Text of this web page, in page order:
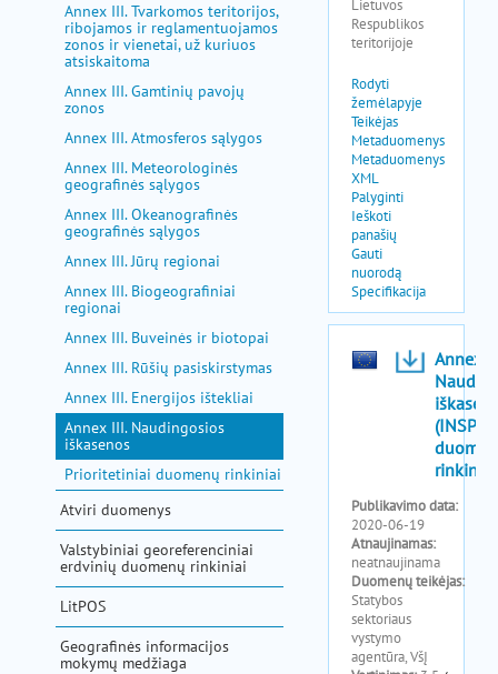
Annex III. Tvarkomos teritorijos,
ribojamos ir reglamentuojamos
zonos ir vienetai, už kuriuos
atsiskaitoma
Annex III. Gamtinių pavojų
zonos
Annex III. Atmosferos sąlygos
Annex III. Meteorologinės
geografinės sąlygos
Annex III. Okeanografinės
geografinės sąlygos
Annex III. Jūrų regionai
Annex III. Biogeografiniai
regionai
Annex III. Buveinės ir biotopai
Annex III. Rūšių pasiskirstymas
Annex III. Energijos ištekliai
Annex III. Naudingosios
iškasenos
Prioritetiniai duomenų rinkiniai
Atviri duomenys
Valstybiniai georeferenciniai
erdvinių duomenų rinkiniai
LitPOS
Geografinės informacijos
mokymų medžiaga